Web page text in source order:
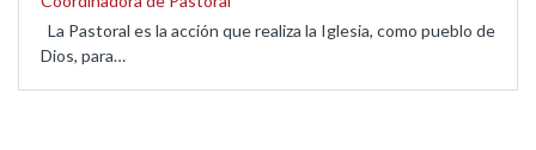
La Pastoral es la acción que realiza la Iglesia, como pueblo de
Dios, para…